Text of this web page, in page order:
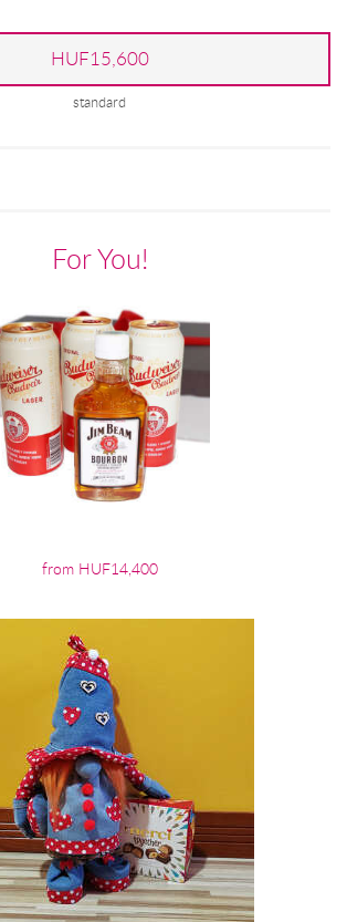
HUF15,600
standard
For You!
from HUF14,400